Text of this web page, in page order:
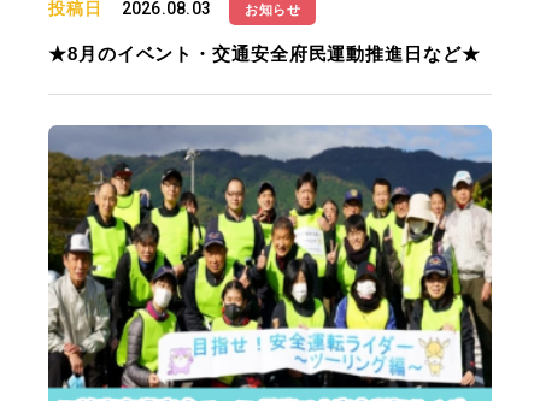
投稿日 2026.08.03 お知らせ
★8月のイベント・交通安全府民運動推進日など★